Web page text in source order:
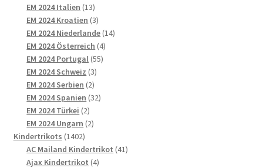
EM 2024 Italien 1313
Produkte
EM 2024 Kroatien 33
Produkte
EM 2024 Niederlande 1414
EM 2024 Österreich 44
EM 2024 Portugal 5555
EM 2024 Schweiz 33
EM 2024 Serbien 22
Produkte
EM 2024 Spanien 3232
EM 2024 Türkei 22
Produkte
EM 2024 Ungarn 22
Kindertrikots 14021402
Produkte
AC Mailand Kindertrikot 4141
Ajax Kindertrikot 44